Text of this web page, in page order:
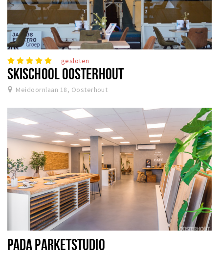
gesloten
SKISCHOOL OOSTERHOUT
Meidoornlaan 18, Oosterhout
PADA PARKETSTUDIO